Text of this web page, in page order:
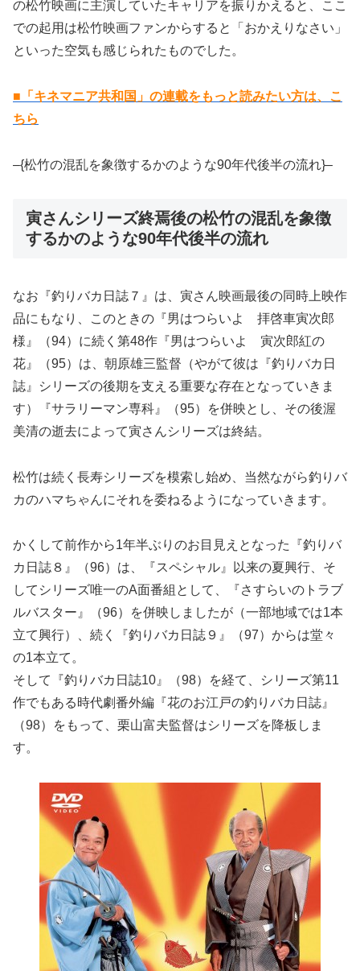
の松竹映画に主演していたキャリアを振りかえると、ここ
での起用は松竹映画ファンからすると「おかえりなさい」
といった空気も感じられたものでした。
■「キネマニア共和国」の連載をもっと読みたい方は、こ
ちら
–{松竹の混乱を象徴するかのような90年代後半の流れ}–
寅さんシリーズ終焉後の松竹の混乱を象徴
するかのような90年代後半の流れ
なお『釣りバカ日誌７』は、寅さん映画最後の同時上映作
品にもなり、このときの『男はつらいよ 拝啓車寅次郎
様』（94）に続く第48作『男はつらいよ 寅次郎紅の
花』（95）は、朝原雄三監督（やがて彼は『釣りバカ日
誌』シリーズの後期を支える重要な存在となっていきま
す）『サラリーマン専科』（95）を併映とし、その後渥
美清の逝去によって寅さんシリーズは終結。
松竹は続く長寿シリーズを模索し始め、当然ながら釣りバ
カのハマちゃんにそれを委ねるようになっていきます。
かくして前作から1年半ぶりのお目見えとなった『釣りバ
カ日誌８』（96）は、『スペシャル』以来の夏興行、そ
してシリーズ唯一のA面番組として、『さすらいのトラブ
ルバスター』（96）を併映しましたが（一部地域では1本
立て興行）、続く『釣りバカ日誌９』（97）からは堂々
の1本立て。
そして『釣りバカ日誌10』（98）を経て、シリーズ第11
作でもある時代劇番外編『花のお江戸の釣りバカ日誌』
（98）をもって、栗山富夫監督はシリーズを降板しま
す。